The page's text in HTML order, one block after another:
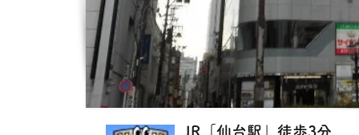
JR「仙台駅」徒歩3分